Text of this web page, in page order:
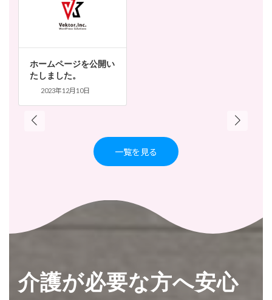
ホームページを公開い
たしました。
2023年12月10日
一覧を見る
介護が必要な方へ安心